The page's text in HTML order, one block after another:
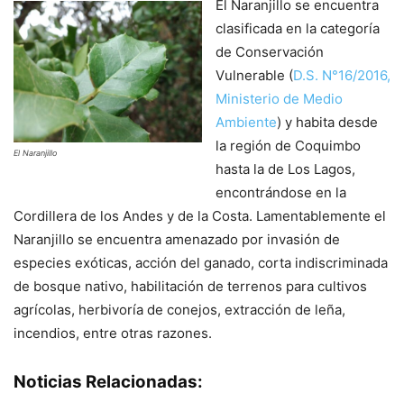
El Naranjillo
El Naranjillo se encuentra
clasificada en la categoría
de Conservación
Vulnerable (D.S. N°16/2016,
Ministerio de Medio
Ambiente) y habita desde
la región de Coquimbo
hasta la de Los Lagos,
encontrándose en la
Cordillera de los Andes y de la Costa. Lamentablemente el
Naranjillo se encuentra amenazado por invasión de
especies exóticas, acción del ganado, corta indiscriminada
de bosque nativo, habilitación de terrenos para cultivos
agrícolas, herbivoría de conejos, extracción de leña,
incendios, entre otras razones.
Noticias Relacionadas: